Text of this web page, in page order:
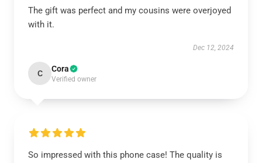
The gift was perfect and my cousins were overjoyed
with it.
Dec 12, 2024
C Cora
Verified owner
So impressed with this phone case! The quality is